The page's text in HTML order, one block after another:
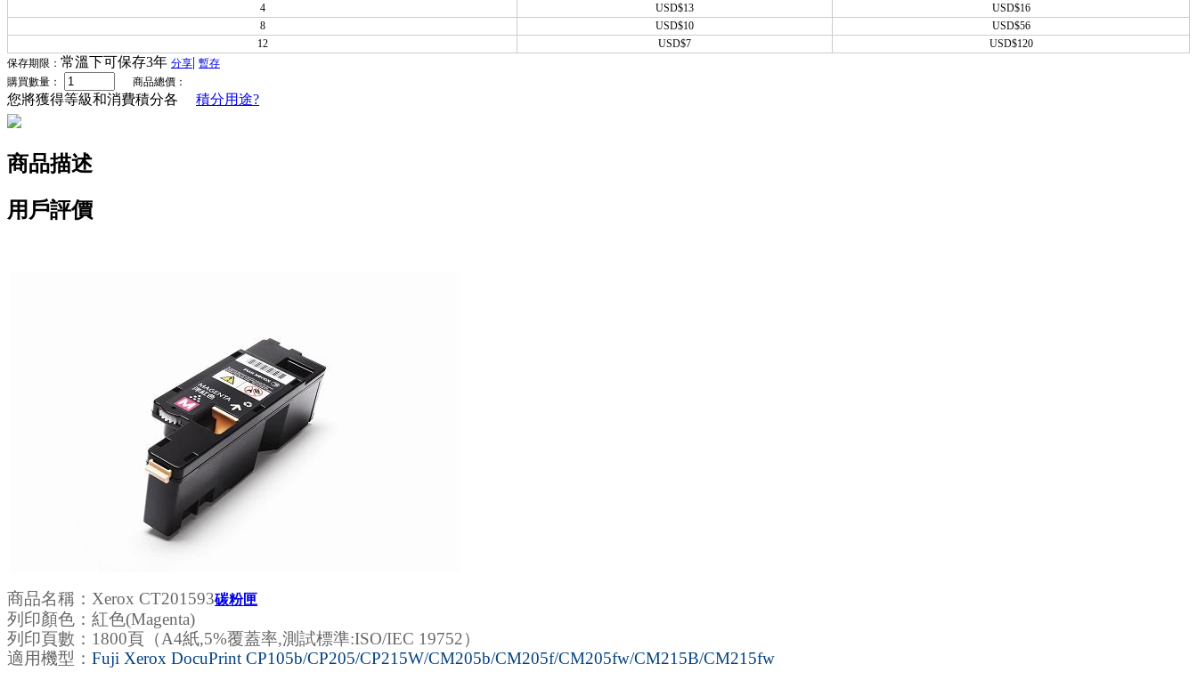
4
USD$13
USD$16
8
USD$10
USD$56
12
USD$7
USD$120
保存期限： 常溫下可保存3年 分享| 暫存
購買數量：
商品總價：
您將獲得等級和消費積分各 積分用途?
商品描述
用戶評價
商品名稱： Xerox CT201593碳粉匣
列印顏色：紅色(Magenta)
列印頁數：1800頁（A4紙,5%覆蓋率,測試標準:ISO/IEC 19752）
適用機型： Fuji Xerox DocuPrint CP105b/CP205/CP215W/CM205b/CM205f/CM205fw/CM215B/CM215fw